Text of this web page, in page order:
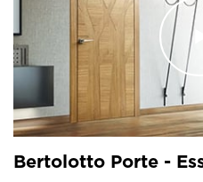
Bertolotto Porte -